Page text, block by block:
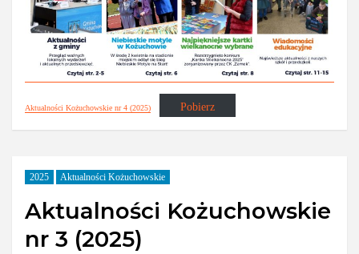
Aktualności Kożuchowskie nr 4 (2025) Pobierz
2025 Aktualności Kożuchowskie
Aktualności Kożuchowskie
nr 3 (2025)